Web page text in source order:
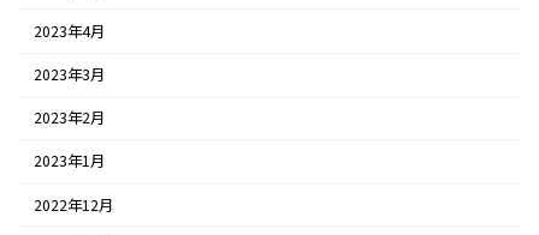
2023年4月
2023年3月
2023年2月
2023年1月
2022年12月